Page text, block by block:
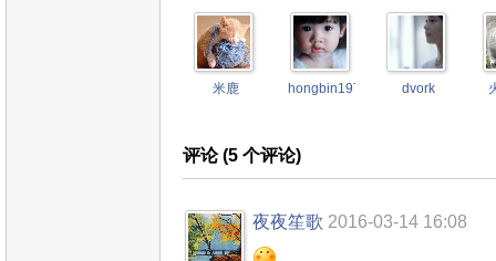
米鹿 hongbin1976 dvork
评论 (5 个评论)
夜夜笙歌 2016-03-14 16:08